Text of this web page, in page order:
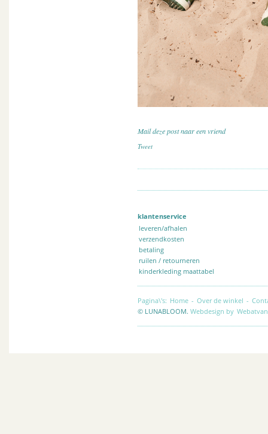
Mail deze post naar een vriend
Tweet
klantenservice
leveren/afhalen
verzendkosten
betaling
ruilen / retourneren
kinderkleding maattabel
Pagina\'s: Home - Over de winkel -
© LUNABLOOM. Webdesign by